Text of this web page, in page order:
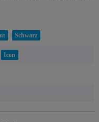
Schwarz
Icon